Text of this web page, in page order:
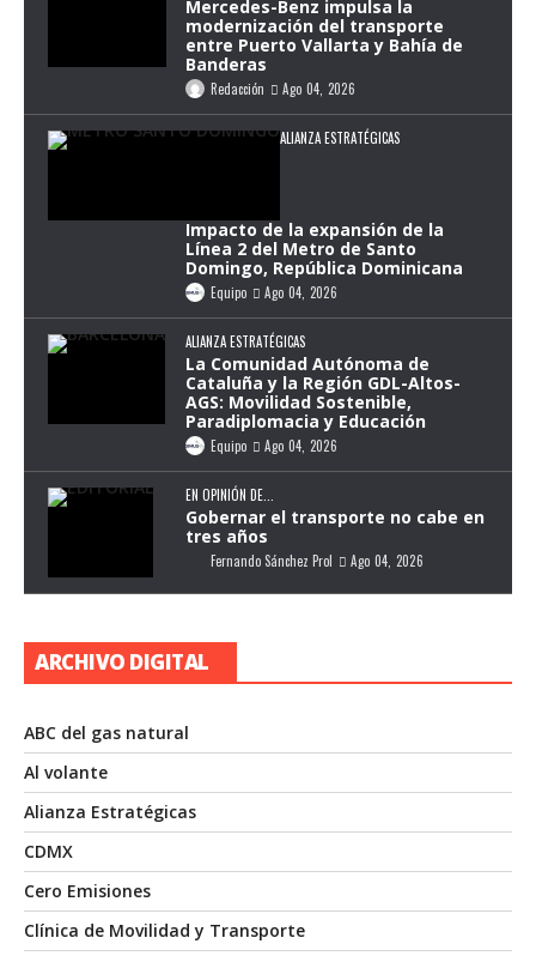
Mercedes-Benz impulsa la
modernización del transporte
entre Puerto Vallarta y Bahía de
Banderas
Redacción Ago 04, 2026
ALIANZA ESTRATÉGICAS
Impacto de la expansión de la
Línea 2 del Metro de Santo
Domingo, República Dominicana
Equipo Ago 04, 2026
ALIANZA ESTRATÉGICAS
La Comunidad Autónoma de
Cataluña y la Región GDL-Altos-
AGS: Movilidad Sostenible,
Paradiplomacia y Educación
Equipo Ago 04, 2026
EN OPINIÓN DE...
Gobernar el transporte no cabe en
tres años
Fernando Sánchez Prol Ago 04, 2026
ARCHIVO DIGITAL
ABC del gas natural
Al volante
Alianza Estratégicas
CDMX
Cero Emisiones
Clínica de Movilidad y Transporte